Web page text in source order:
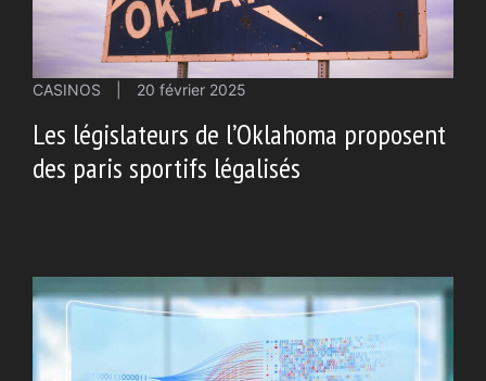
CASINOS 20 février 2025
Les législateurs de l’Oklahoma proposent
des paris sportifs légalisés